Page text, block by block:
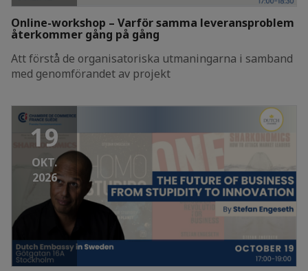
Online-workshop – Varför samma leveransproblem
återkommer gång på gång
Att förstå de organisatoriska utmaningarna i samband
med genomförandet av projekt
19
OKT.
2026